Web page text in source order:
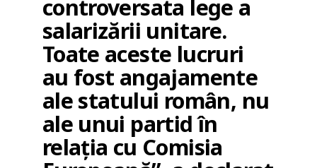
controversata lege a
salarizării unitare.
Toate aceste lucruri
au fost angajamente
ale statului român, nu
ale unui partid în
relația cu Comisia